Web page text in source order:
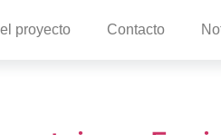
proyecto Contacto